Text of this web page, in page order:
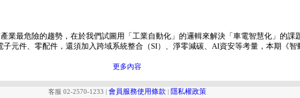
業最危險的趨勢，在於我們試圖用「工業自動化」的邏輯來解決「車電智慧化」的
元件、零配件，還須加入跨域系統整合（SI）、淨零減碳、AI資安等考量，本期《
更多內容
客服 02-2570-1233 | 會員服務使用條款 | 隱私權政策